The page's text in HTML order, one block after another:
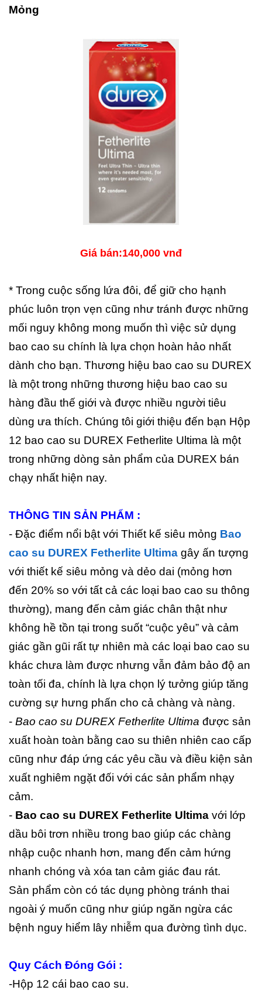
Mỏng
Giá bán:140,000 vnđ
* Trong cuộc sống lứa đôi, để giữ cho hạnh
phúc luôn trọn vẹn cũng như tránh được những
mối nguy không mong muốn thì việc sử dụng
bao cao su chính là lựa chọn hoàn hảo nhất
dành cho bạn. Thương hiệu bao cao su DUREX
là một trong những thương hiệu bao cao su
hàng đầu thế giới và được nhiều người tiêu
dùng ưa thích. Chúng tôi giới thiệu đến bạn Hộp
12 bao cao su DUREX Fetherlite Ultima là một
trong những dòng sản phẩm của DUREX bán
chạy nhất hiện nay.
THÔNG TIN SẢN PHẨM :
- Đặc điểm nổi bật với Thiết kế siêu mỏng Bao
cao su DUREX Fetherlite Ultima gây ấn tượng
với thiết kế siêu mỏng và dẻo dai (mỏng hơn
đến 20% so với tất cả các loại bao cao su thông
thường), mang đến cảm giác chân thật như
không hề tồn tại trong suốt “cuộc yêu” và cảm
giác gần gũi rất tự nhiên mà các loại bao cao su
khác chưa làm được nhưng vẫn đảm bảo độ an
toàn tối đa, chính là lựa chọn lý tưởng giúp tăng
cường sự hưng phấn cho cả chàng và nàng.
- Bao cao su DUREX Fetherlite Ultima được sản
xuất hoàn toàn bằng cao su thiên nhiên cao cấp
cũng như đáp ứng các yêu cầu và điều kiện sản
xuất nghiêm ngặt đối với các sản phẩm nhạy
cảm.
- Bao cao su DUREX Fetherlite Ultima với lớp
dầu bôi trơn nhiều trong bao giúp các chàng
nhập cuộc nhanh hơn, mang đến cảm hứng
nhanh chóng và xóa tan cảm giác đau rát.
Sản phẩm còn có tác dụng phòng tránh thai
ngoài ý muốn cũng như giúp ngăn ngừa các
bệnh nguy hiểm lây nhiễm qua đường tình dục.
Quy Cách Đóng Gói :
-Hộp 12 cái bao cao su.